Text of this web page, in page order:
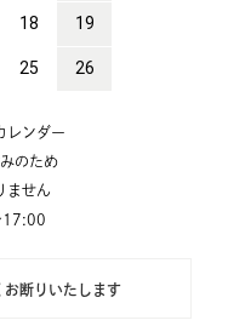
レンダー
のため
ません
17:00
お断りいたします